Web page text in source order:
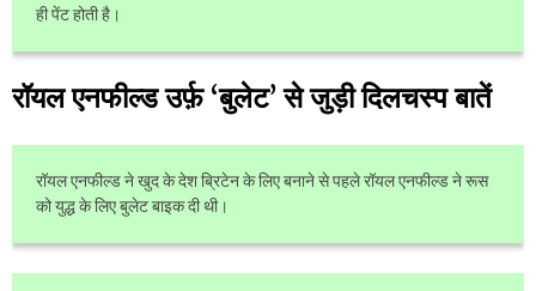
ही पेंट होती है।
रॉयल एनफील्ड उर्फ़ ‘बुलेट’ से जुड़ी दिलचस्प बातें
रॉयल एनफील्ड ने खुद के देश ब्रिटेन के लिए बनाने से पहले रॉयल एनफील्ड ने रूस
को युद्ध के लिए बुलेट बाइक दी थी।